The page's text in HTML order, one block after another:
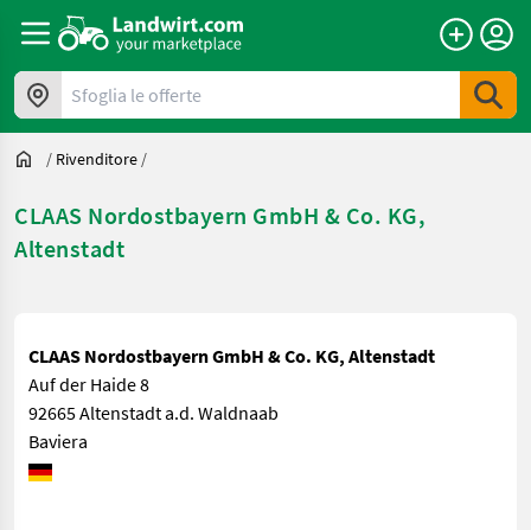
Sfoglia le offerte
/ Rivenditore /
CLAAS Nordostbayern GmbH & Co. KG,
Altenstadt
CLAAS Nordostbayern GmbH & Co. KG, Altenstadt
Auf der Haide 8
92665 Altenstadt a.d. Waldnaab
Baviera